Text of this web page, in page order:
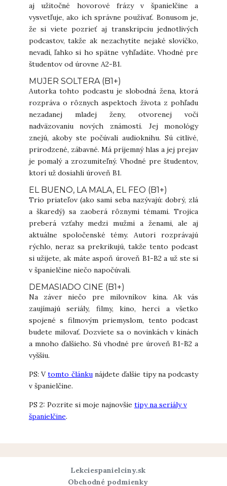
aj užitočné hovorové frázy v španielčine a
vysvetľuje, ako ich správne používať. Bonusom je,
že si viete pozrieť aj transkripciu jednotlivých
podcastov, takže ak nezachytíte nejaké slovíčko,
nevadí, ľahko si ho spätne vyhľadáte. Vhodné pre
študentov od úrovne A2-B1.
MUJER SOLTERA (B1+)
Autorka tohto podcastu je slobodná žena, ktorá
rozpráva o rôznych aspektoch života z pohľadu
nezadanej mladej ženy, otvorenej voči
nadväzovaniu nových známostí. Jej monológy
znejú, akoby ste počúvali audioknihu. Sú citlivé,
prirodzené, zábavné. Má príjemný hlas a jej prejav
je pomalý a zrozumiteľný. Vhodné pre študentov,
ktorí už dosiahli úroveň B1.
EL BUENO, LA MALA, EL FEO (B1+)
Trio priateľov (ako sami seba nazývajú: dobrý, zlá
a škaredý) sa zaoberá rôznymi témami. Trojica
preberá vzťahy medzi mužmi a ženami, ale aj
aktuálne spoločenské témy. Autori rozprávajú
rýchlo, neraz sa prekrikujú, takže tento podcast
si užijete, ak máte aspoň úroveň B1-B2 a už ste si
v španielčine niečo napočúvali.
DEMASIADO CINE (B1+)
Na záver niečo pre milovníkov kina. Ak vás
zaujímajú seriály, filmy, kino, herci a všetko
spojené s filmovým priemyslom, tento podcast
budete milovať. Dozviete sa o novinkách v kinách
a mnoho ďalšieho. Sú vhodné pre úroveň B1-B2 a
vyššiu.
PS: Vtomto článkunájdete ďalšie tipy na podcasty
v španielčine.
PS 2: Pozrite si moje najnovšie tipy na seriály v
španielčine.
Lekciespanielciny.sk
Obchodné podmienky